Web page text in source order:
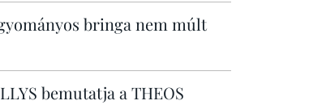
bringa nem múlt
bemutatja a THEOS